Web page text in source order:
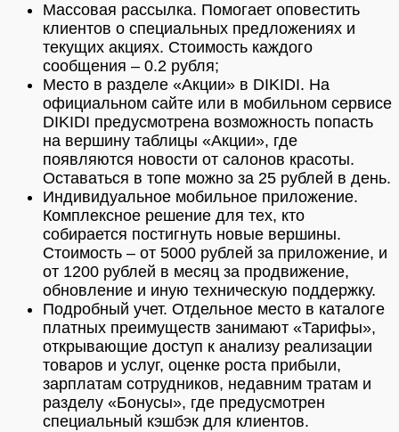
Массовая рассылка. Помогает оповестить
клиентов о специальных предложениях и
текущих акциях. Стоимость каждого
сообщения – 0.2 рубля;
Место в разделе «Акции» в DIKIDI. На
официальном сайте или в мобильном сервисе
DIKIDI предусмотрена возможность попасть
на вершину таблицы «Акции», где
появляются новости от салонов красоты.
Оставаться в топе можно за 25 рублей в день.
Индивидуальное мобильное приложение.
Комплексное решение для тех, кто
собирается постигнуть новые вершины.
Стоимость – от 5000 рублей за приложение, и
от 1200 рублей в месяц за продвижение,
обновление и иную техническую поддержку.
Подробный учет. Отдельное место в каталоге
платных преимуществ занимают «Тарифы»,
открывающие доступ к анализу реализации
товаров и услуг, оценке роста прибыли,
зарплатам сотрудников, недавним тратам и
разделу «Бонусы», где предусмотрен
специальный кэшбэк для клиентов.